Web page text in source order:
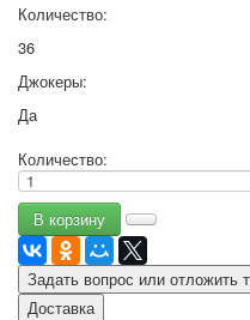
Количество:
36
Джокеры:
Да
Количество:
Задать вопрос или отложить
Доставка